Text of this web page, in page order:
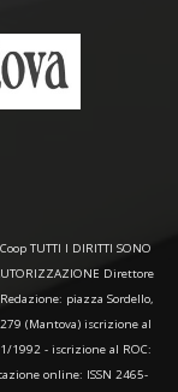
TUTTI I DIRITTI SONO
Direttore
piazza Sordello,
(Mantova) iscrizione al
1992 - iscrizione al ROC:
online: ISSN 2465-